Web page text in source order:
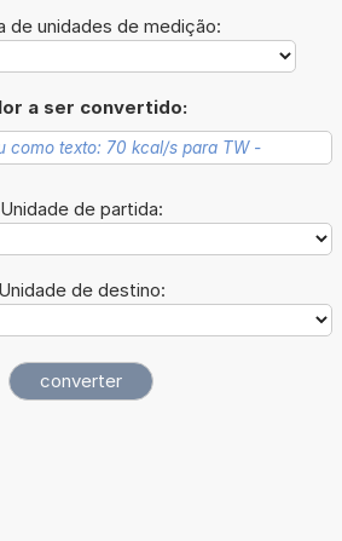
de unidades de medição:
a ser convertido:
Unidade de partida:
Unidade de destino: